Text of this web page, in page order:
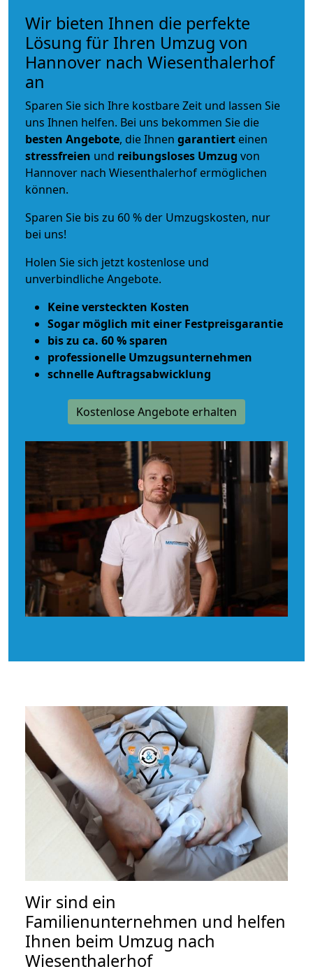
Wir bieten Ihnen die perfekte
Lösung für Ihren Umzug von
Hannover nach Wiesenthalerhof
an
Sparen Sie sich Ihre kostbare Zeit und lassen Sie
uns Ihnen helfen. Bei uns bekommen Sie die
besten Angebote, die Ihnen garantiert einen
stressfreien und reibungsloses Umzug von
Hannover nach Wiesenthalerhof ermöglichen
können.
Sparen Sie bis zu 60 % der Umzugskosten, nur
bei uns!
Holen Sie sich jetzt kostenlose und
unverbindliche Angebote.
Keine versteckten Kosten
Sogar möglich mit einer Festpreisgarantie
bis zu ca. 60 % sparen
professionelle Umzugsunternehmen
schnelle Auftragsabwicklung
Kostenlose Angebote erhalten
Wir sind ein
Familienunternehmen und helfen
Ihnen beim Umzug nach
Wiesenthalerhof